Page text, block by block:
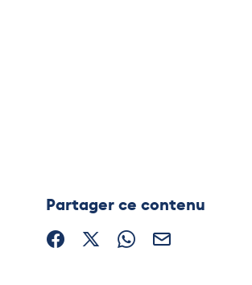
Partager ce contenu
Partager sur Facebook (nouvelle
Partager sur X / Twitter
Partager surPartager par